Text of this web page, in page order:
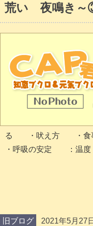
荒い 夜鳴き
る ・吠え方 ・食事
・呼吸の安定 ：温
旧ブログ 2021年5月27日